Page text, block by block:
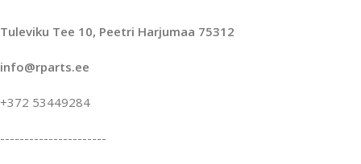
Tuleviku Tee 10, Peetri Harjumaa 75312
info@rparts.ee
+372 53449284
----------------------